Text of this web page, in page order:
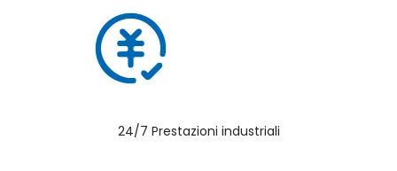
24/7 Prestazioni industriali